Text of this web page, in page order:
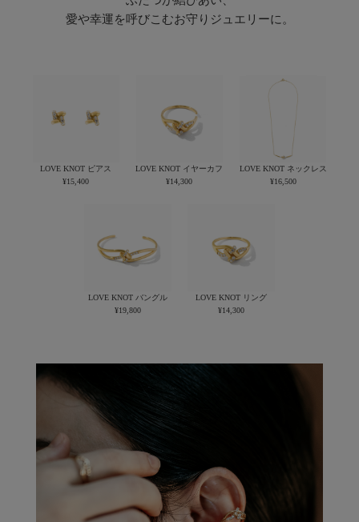
愛や幸運を呼びこむお守りジュエリーに。
LOVE KNOT ピアス
¥15,400
LOVE KNOT イヤーカフ
¥14,300
LOVE KNOT ネックレス
¥16,500
LOVE KNOT バングル
¥19,800
LOVE KNOT リング
¥14,300